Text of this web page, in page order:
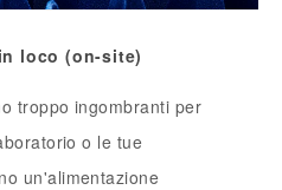
loco (on-site)
troppo ingombranti per
o le tue
un'alimentazione